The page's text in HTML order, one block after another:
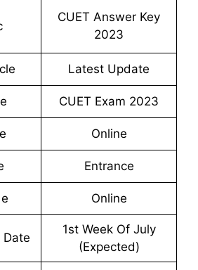
CUET Answer Key
2023
Latest Update
CUET Exam 2023
Online
Entrance
Online
Date
1st Week Of July
(Expected)